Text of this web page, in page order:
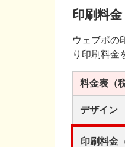
印刷料金
ウェブポの
り印刷料金
料金表 （
デザイン
印刷料金